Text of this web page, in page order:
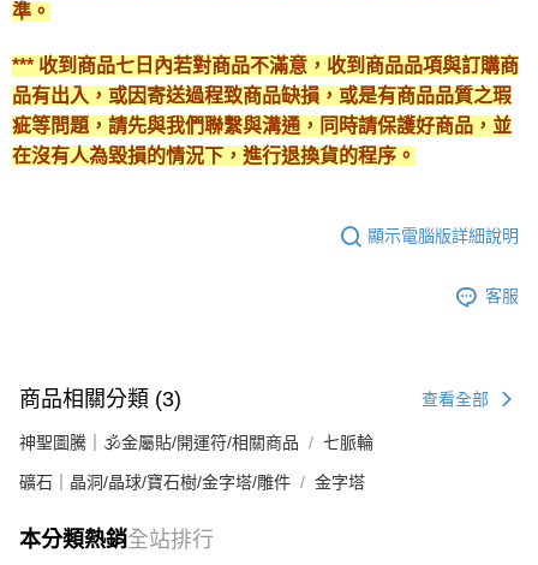
準。
*** 收到商品七日內若對商品不滿意，收到商品品項與訂購商
品有出入，或因寄送過程致商品缺損，或是有商品品質之瑕
疵等問題，請先與我們聯繫與溝通，同時請保護好商品，並
在沒有人為毀損的情況下，進行退換貨的程序。
顯示電腦版詳細說明
客服
商品相關分類 (3) 查看全部
神聖圖騰｜🕉金屬貼/開運符/相關商品 七脈輪
礦石｜晶洞/晶球/寶石樹/金字塔/雕件 金字塔
本分類熱銷全站排行